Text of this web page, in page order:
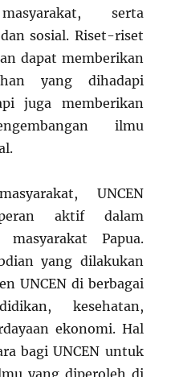
serta
sosial. Riset-riset
dapat memberikan
yang dihadapi
juga memberikan
ilmu
UNCEN
aktif dalam
Papua.
yang dilakukan
UNCEN di berbagai
kesehatan,
ekonomi. Hal
bagi UNCEN untuk